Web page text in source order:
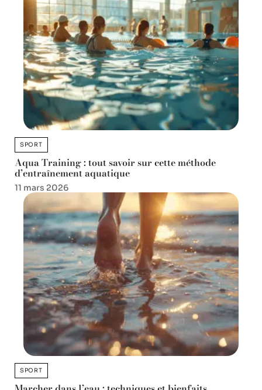
SPORT
Aqua Training : tout savoir sur cette méthode
d’entraînement aquatique
11 mars 2026
SPORT